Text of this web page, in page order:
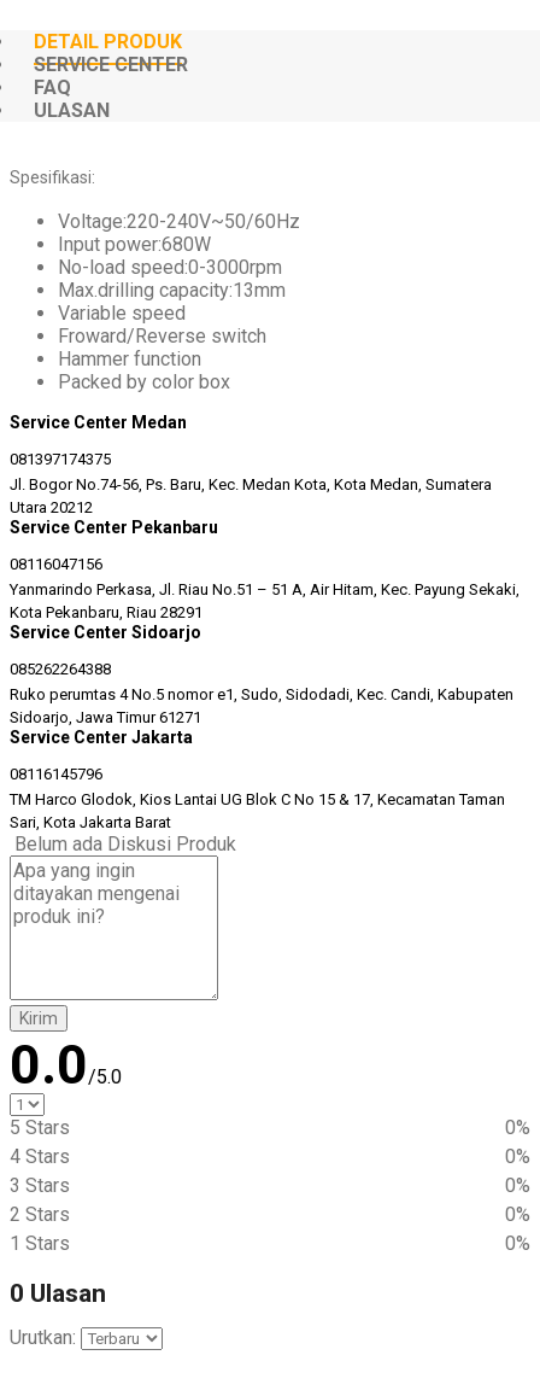
DETAIL PRODUK
SERVICE CENTER
FAQ
ULASAN
Spesifikasi:
Voltage:220-240V~50/60Hz
Input power:680W
No-load speed:0-3000rpm
Max.drilling capacity:13mm
Variable speed
Froward/Reverse switch
Hammer function
Packed by color box
Service Center Medan
081397174375
Jl. Bogor No.74-56, Ps. Baru, Kec. Medan Kota, Kota Medan, Sumatera
Utara 20212
Service Center Pekanbaru
08116047156
Yanmarindo Perkasa, Jl. Riau No.51 – 51 A, Air Hitam, Kec. Payung Sekaki,
Kota Pekanbaru, Riau 28291
Service Center Sidoarjo
085262264388
Ruko perumtas 4 No.5 nomor e1, Sudo, Sidodadi, Kec. Candi, Kabupaten
Sidoarjo, Jawa Timur 61271
Service Center Jakarta
08116145796
TM Harco Glodok, Kios Lantai UG Blok C No 15 & 17, Kecamatan Taman
Sari, Kota Jakarta Barat
Belum ada Diskusi Produk
Kirim
0.0/5.0
5 Stars
0%
4 Stars
0%
3 Stars
0%
2 Stars
0%
1 Stars
0%
0 Ulasan
Urutkan:
Sparepart